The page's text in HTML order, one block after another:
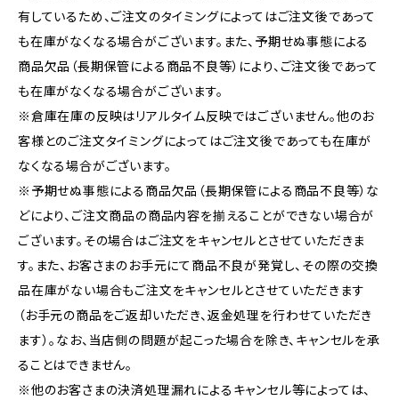
有しているため、ご注文のタイミングによってはご注文後であって
も在庫がなくなる場合がございます。また、予期せぬ事態による
商品欠品（長期保管による商品不良等）により、ご注文後であって
も在庫がなくなる場合がございます。
※倉庫在庫の反映はリアルタイム反映ではございません。他のお
客様とのご注文タイミングによってはご注文後であっても在庫が
なくなる場合がございます。
※予期せぬ事態による商品欠品（長期保管による商品不良等）な
どにより、ご注文商品の商品内容を揃えることができない場合が
ございます。その場合はご注文をキャンセルとさせていただきま
す。また、お客さまのお手元にて商品不良が発覚し、その際の交換
品在庫がない場合もご注文をキャンセルとさせていただきます
（お手元の商品をご返却いただき、返金処理を行わせていただき
ます）。なお、当店側の問題が起こった場合を除き、キャンセルを承
ることはできません。
※他のお客さまの決済処理漏れによるキャンセル等によっては、